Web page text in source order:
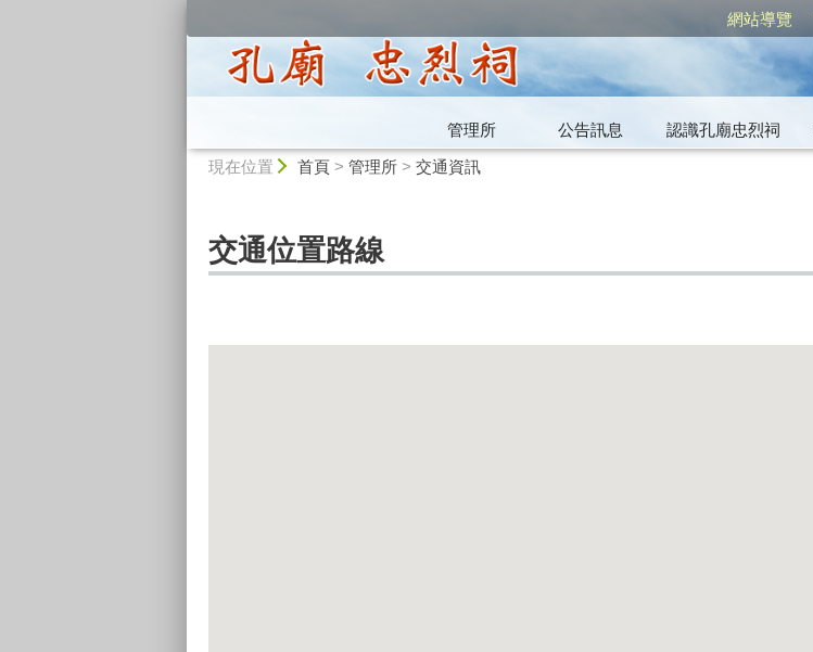
網站導覽
管理所 公告訊息 認識孔廟忠烈祠
現在位置 首頁> 管理所> 交通資訊
交通位置路線